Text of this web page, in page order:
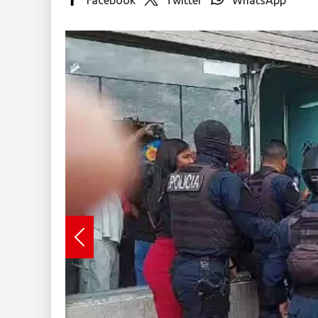
Multimedia
Previous